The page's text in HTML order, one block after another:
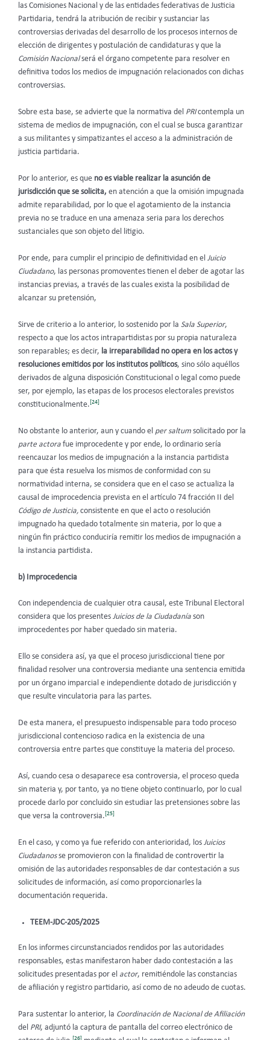
las Comisiones Nacional y de las entidades federativas de Justicia
Partidaria, tendrá la atribución de recibir y sustanciar las
controversias derivadas del desarrollo de los procesos internos de
elección de dirigentes y postulación de candidaturas y que la
Comisión Nacionalserá el órgano competente para resolver en
definitiva todos los medios de impugnación relacionados con dichas
controversias.
Sobre esta base, se advierte que la normativa del PRIcontempla un
sistema de medios de impugnación, con el cual se busca garantizar
a sus militantes y simpatizantes el acceso a la administración de
justicia partidaria.
Por lo anterior, es que no es viable realizar la asunción de
jurisdicción que se solicita, en atención a que la omisión impugnada
admite reparabilidad, por lo que el agotamiento de la instancia
previa no se traduce en una amenaza seria para los derechos
sustanciales que son objeto del litigio.
Por ende, para cumplir el principio de definitividad en el Juicio
Ciudadano, las personas promoventes tienen el deber de agotar las
instancias previas, a través de las cuales exista la posibilidad de
alcanzar su pretensión,
Sirve de criterio a lo anterior, lo sostenido por la Sala Superior,
respecto a que los actos intrapartidistas por su propia naturaleza
son reparables; es decir, la irreparabilidad no opera en los actos y
resoluciones emitidos por los institutos políticos, sino sólo aquéllos
derivados de alguna disposición Constitucional o legal como puede
ser, por ejemplo, las etapas de los procesos electorales previstos
constitucionalmente.[24]
No obstante lo anterior, aun y cuando el per saltum solicitado por la
parte actora fue improcedente y por ende, lo ordinario sería
reencauzar los medios de impugnación a la instancia partidista
para que ésta resuelva los mismos de conformidad con su
normatividad interna, se considera que en el caso se actualiza la
causal de improcedencia prevista en el artículo 74 fracción II del
Código de Justicia, consistente en que el acto o resolución
impugnado ha quedado totalmente sin materia, por lo que a
ningún fin práctico conduciría remitir los medios de impugnación a
la instancia partidista.
b) Improcedencia
Con independencia de cualquier otra causal, este Tribunal Electoral
considera que los presentes Juicios de la Ciudadanía son
improcedentes por haber quedado sin materia.
Ello se considera así, ya que el proceso jurisdiccional tiene por
finalidad resolver una controversia mediante una sentencia emitida
por un órgano imparcial e independiente dotado de jurisdicción y
que resulte vinculatoria para las partes.
De esta manera, el presupuesto indispensable para todo proceso
jurisdiccional contencioso radica en la existencia de una
controversia entre partes que constituye la materia del proceso.
Así, cuando cesa o desaparece esa controversia, el proceso queda
sin materia y, por tanto, ya no tiene objeto continuarlo, por lo cual
procede darlo por concluido sin estudiar las pretensiones sobre las
que versa la controversia.[25]
En el caso, y como ya fue referido con anterioridad, los Juicios
Ciudadanosse promovieron con la finalidad de controvertir la
omisión de las autoridades responsables de dar contestación a sus
solicitudes de información, así como proporcionarles la
documentación requerida.
TEEM-JDC-205/2025
En los informes circunstanciados rendidos por las autoridades
responsables, estas manifestaron haber dado contestación a las
solicitudes presentadas por el actor, remitiéndole las constancias
de afiliación y registro partidario, así como de no adeudo de cuotas.
Para sustentar lo anterior, la Coordinación de Nacional de Afiliación
del PRI, adjuntó la captura de pantalla del correo electrónico de
[26]